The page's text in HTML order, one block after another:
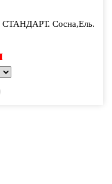
СТАНДАРТ. Сосна,Ель.